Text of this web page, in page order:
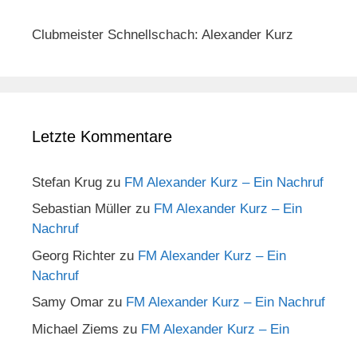
Clubmeister Schnellschach: Alexander Kurz
Letzte Kommentare
Stefan Krug zu FM Alexander Kurz – Ein Nachruf
Sebastian Müller zu FM Alexander Kurz – Ein
Nachruf
Georg Richter zu FM Alexander Kurz – Ein
Nachruf
Samy Omar zu FM Alexander Kurz – Ein Nachruf
Michael Ziems zu FM Alexander Kurz – Ein